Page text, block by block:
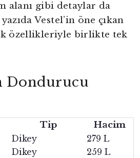
alanı gibi detaylar da
Vestel’in öne çıkan
özellikleriyle birlikte tek
Dondurucu
Tip Hacim
Dikey
279 L
Dikey
259 L